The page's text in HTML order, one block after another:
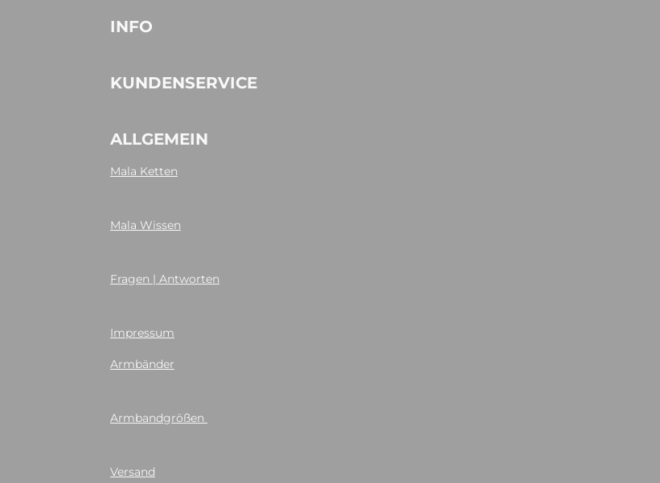
INFO
KUNDENSERVICE
ALLGEMEIN
Mala Ketten
Mala Wissen
Fragen | Antworten
Impressum
Armbänder
Armbandgrößen
Versand